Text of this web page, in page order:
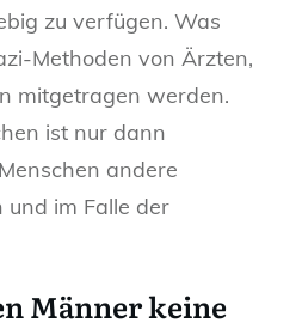
zu verfügen. Was
Methoden von Ärzten,
mitgetragen werden.
ist nur dann
andere
und im Falle der
Männer keine